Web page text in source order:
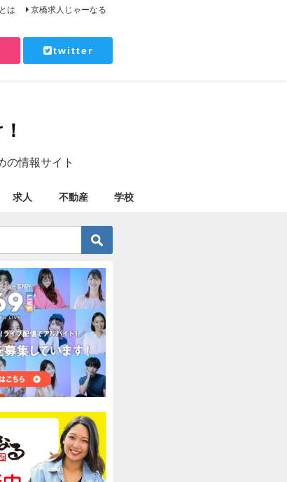
は 京橋求人じゃーなる
twitter
の情報サイト
求人 不動産 学校